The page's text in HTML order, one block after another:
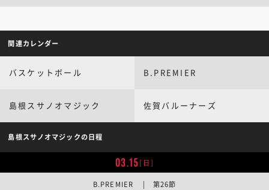
関連カレンダー
バスケットボール B.PREMIER
島根スサノオマジック 佐賀バルーナーズ
島根スサノオマジックの日程
03.15[日]
B.PREMIER | 第26節